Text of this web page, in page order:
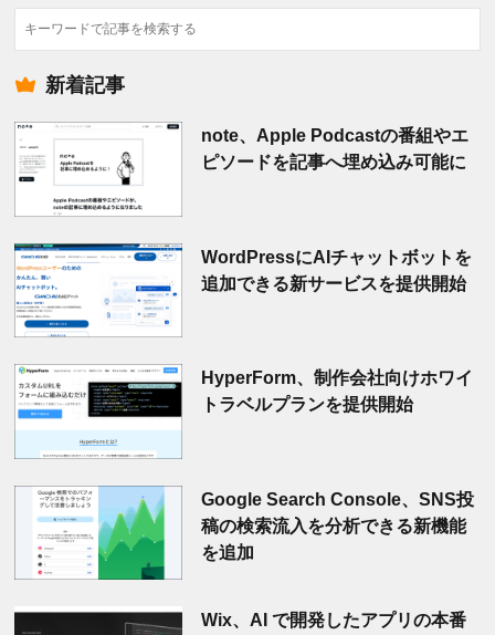
検
索
新着記事
note、Apple Podcastの番組やエ
ピソードを記事へ埋め込み可能に
WordPressにAIチャットボットを
追加できる新サービスを提供開始
HyperForm、制作会社向けホワイ
トラベルプランを提供開始
Google Search Console、SNS投
稿の検索流入を分析できる新機能
を追加
Wix、AI で開発したアプリの本番